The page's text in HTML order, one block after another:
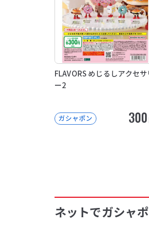
FLAVORS めじるしアクセサ
ー2
ガシャポン 300
ネットでガシャ